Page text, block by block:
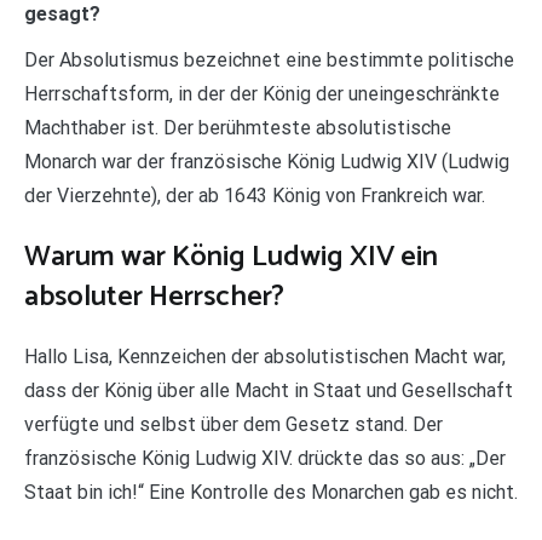
gesagt?
Der Absolutismus bezeichnet eine bestimmte politische
Herrschaftsform, in der der König der uneingeschränkte
Machthaber ist. Der berühmteste absolutistische
Monarch war der französische König Ludwig XIV (Ludwig
der Vierzehnte), der ab 1643 König von Frankreich war.
Warum war König Ludwig XIV ein
absoluter Herrscher?
Hallo Lisa, Kennzeichen der absolutistischen Macht war,
dass der König über alle Macht in Staat und Gesellschaft
verfügte und selbst über dem Gesetz stand. Der
französische König Ludwig XIV. drückte das so aus: „Der
Staat bin ich!“ Eine Kontrolle des Monarchen gab es nicht.